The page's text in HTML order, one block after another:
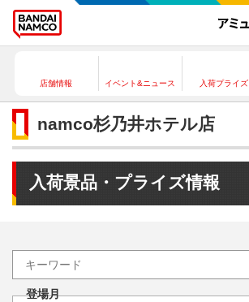
店舗情報 イベント&ニュース 入荷プライズ
namco杉乃井ホテル店
入荷景品・プライズ情報
登場月